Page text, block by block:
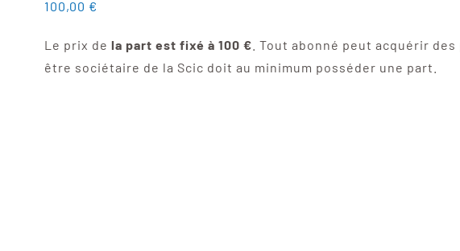
100,00 €
Le prix de la part est fixé à 100 € . Tout abonné peut acquérir
être sociétaire de la Scic doit au minimum posséder une part.